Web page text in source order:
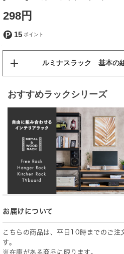
298円
15
ルミナスラック 基本の
おすすめラックシリーズ